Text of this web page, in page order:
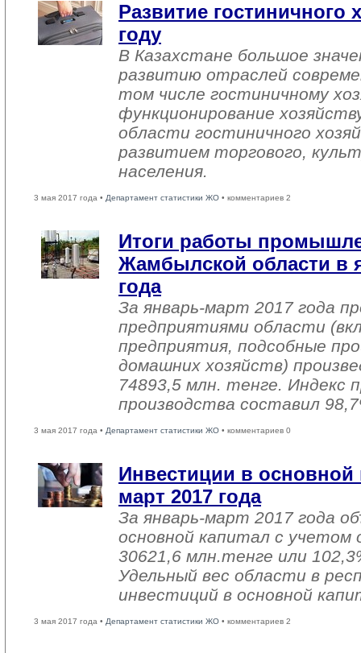
Развитие гостиничного
году
В Казахстане большое
развитию отраслей
том числе гостиничному
функционирование
области гостиничного
развитием торгового,
населения.
3 мая 2017 года • Департамент статистики ЖО • комментариев 2
Итоги работы
Жамбылской области в
года
За январь-март 2017 года
предприятиями области
предприятия, подсобные
домашних хозяйств)
74893,5 млн. тенге. Индекс
производства составил
3 мая 2017 года • Департамент статистики ЖО • комментариев 0
Инвестиции в основной
март 2017 года
За январь-март 2017 года
основной капитал с учетом
30621,6 млн.тенге или
Удельный вес области в
инвестиций в основной
3 мая 2017 года • Департамент статистики ЖО • комментариев 2